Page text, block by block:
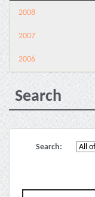
2008
2007
2006
Search
Search: